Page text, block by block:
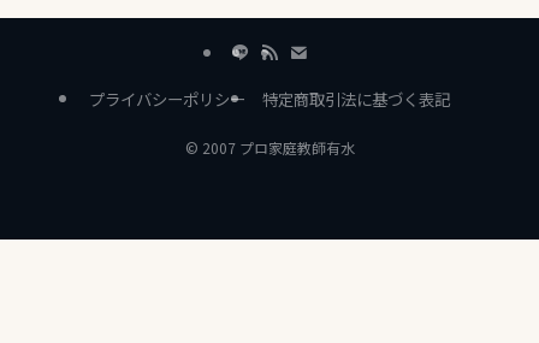
プライバシーポリシー 特定商取引法に基づく表記
© 2007 プロ家庭教師有水